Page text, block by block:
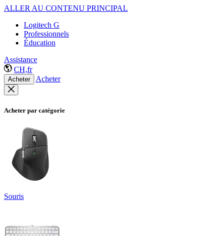
ALLER AU CONTENU PRINCIPAL
Logitech G
Professionnels
Éducation
Assistance
CH,fr
Acheter Acheter
Acheter par catégorie
Souris